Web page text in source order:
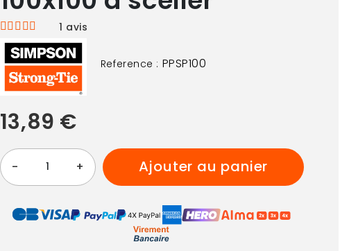
1 avis
Reference : PPSP100
13,89 €
- + ajouter au panier